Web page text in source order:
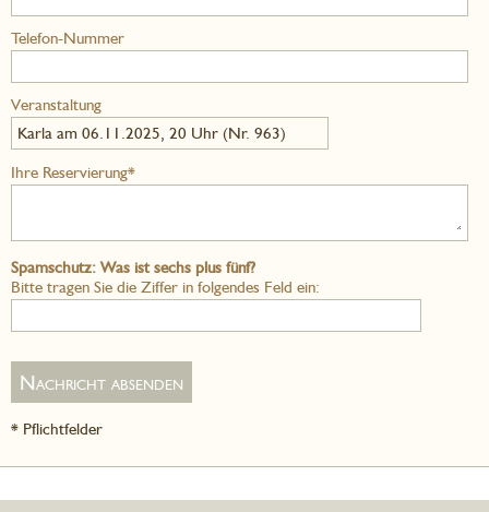
Telefon-Nummer
Veranstaltung
Karla am 06.11.2025, 20 Uhr (Nr. 963)
Ihre Reservierung*
Spamschutz: Was ist sechs plus fünf?
Bitte tragen Sie die Ziffer in folgendes Feld ein:
* Pflichtfelder